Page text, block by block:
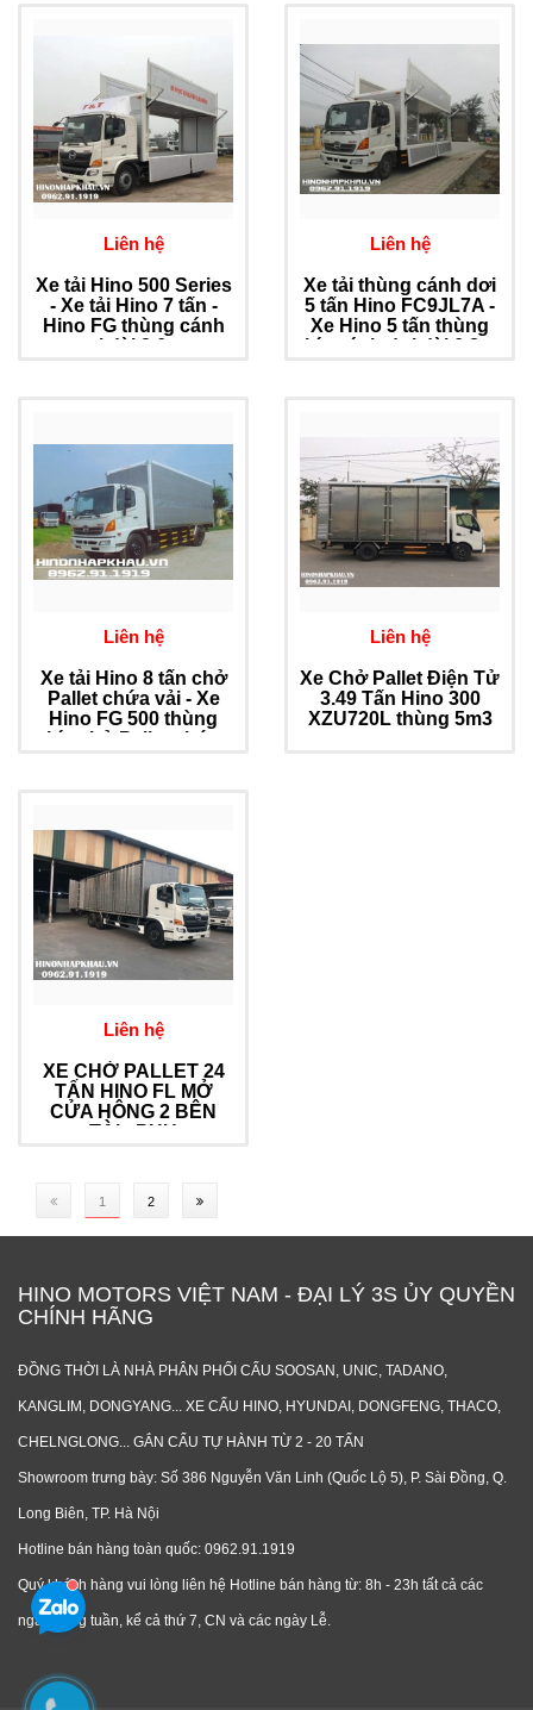
Liên hệ
Xe tải Hino 500 Series
- Xe tải Hino 7 tấn -
Hino FG thùng cánh
rơi dài 8,6 m
Liên hệ
Xe tải thùng cánh dơi
5 tấn Hino FC9JL7A -
Xe Hino 5 tấn thùng
kín cánh dơi dài 6.8m
Liên hệ
Xe tải Hino 8 tấn chở
Pallet chứa vải - Xe
Hino FG 500 thùng
kín chở Pallet chứa
Liên hệ
Xe Chở Pallet Điện Tử
3.49 Tấn Hino 300
XZU720L thùng 5m3
Liên hệ
XE CHỞ PALLET 24
TẤN HINO FL MỞ
CỬA HÔNG 2 BÊN
TÀI - PHỤ
1 (current)
2
HINO MOTORS VIỆT NAM - ĐẠI LÝ 3S ỦY QUYỀN
CHÍNH HÃNG
ĐỒNG THỜI LÀ NHÀ PHÂN PHỐI CẨU SOOSAN, UNIC, TADANO,
KANGLIM, DONGYANG... XE CẨU HINO, HYUNDAI, DONGFENG, THACO,
CHELNGLONG... GẮN CẨU TỰ HÀNH TỪ 2 - 20 TẤN
Showroom trưng bày: Số 386 Nguyễn Văn Linh (Quốc Lộ 5), P. Sài Đồng, Q.
Long Biên, TP. Hà Nội
Hotline bán hàng toàn quốc: 0962.91.1919
Quý khách hàng vui lòng liên hệ Hotline bán hàng từ: 8h - 23h tất cả các
ngày trong tuần, kể cả thứ 7, CN và các ngày Lễ.